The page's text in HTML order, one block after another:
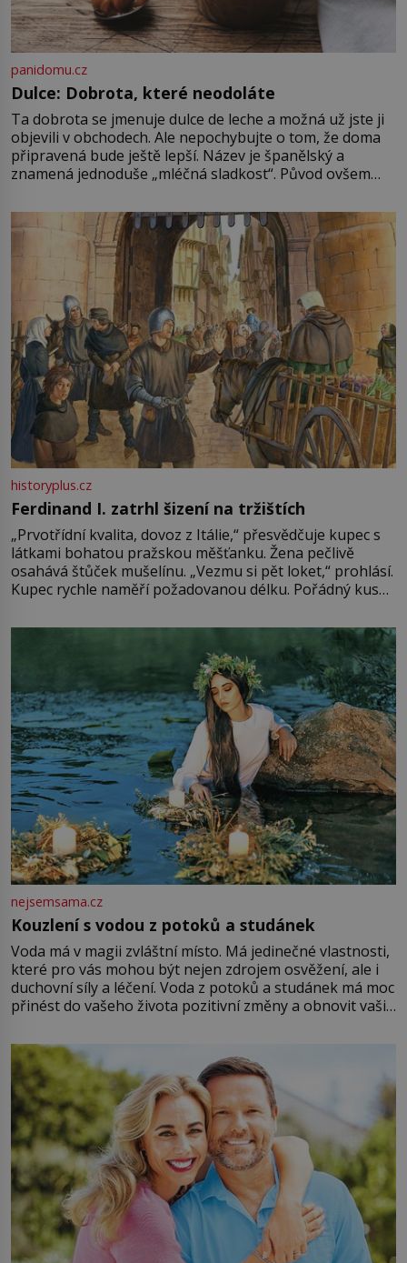
panidomu.cz
Dulce: Dobrota, které neodoláte
Ta dobrota se jmenuje dulce de leche a možná už jste ji
objevili v obchodech. Ale nepochybujte o tom, že doma
připravená bude ještě lepší. Název je španělský a
znamená jednoduše „mléčná sladkost“. Původ ovšem
pře hned několik latinskoamerických zemí a k tomu
Francie, kde se traduje,
historyplus.cz
Ferdinand I. zatrhl šizení na tržištích
„Prvotřídní kvalita, dovoz z Itálie,“ přesvědčuje kupec s
látkami bohatou pražskou měšťanku. Žena pečlivě
osahává štůček mušelínu. „Vezmu si pět loket,“ prohlásí.
Kupec rychle naměří požadovanou délku. Pořádný kus
milostpaní. Stačí jenom na sukni,“ zhodnotí švadlena
množství růžového mušelínu. „Ošidili vás, podívejte.“
nejsemsama.cz
Kouzlení s vodou z potoků a studánek
Voda má v magii zvláštní místo. Má jedinečné vlastnosti,
které pro vás mohou být nejen zdrojem osvěžení, ale i
duchovní síly a léčení. Voda z potoků a studánek má moc
přinést do vašeho života pozitivní změny a obnovit vaši
můžete obohatit své rituály a přinést do svého života
větší harmonii a klid. Je důležité